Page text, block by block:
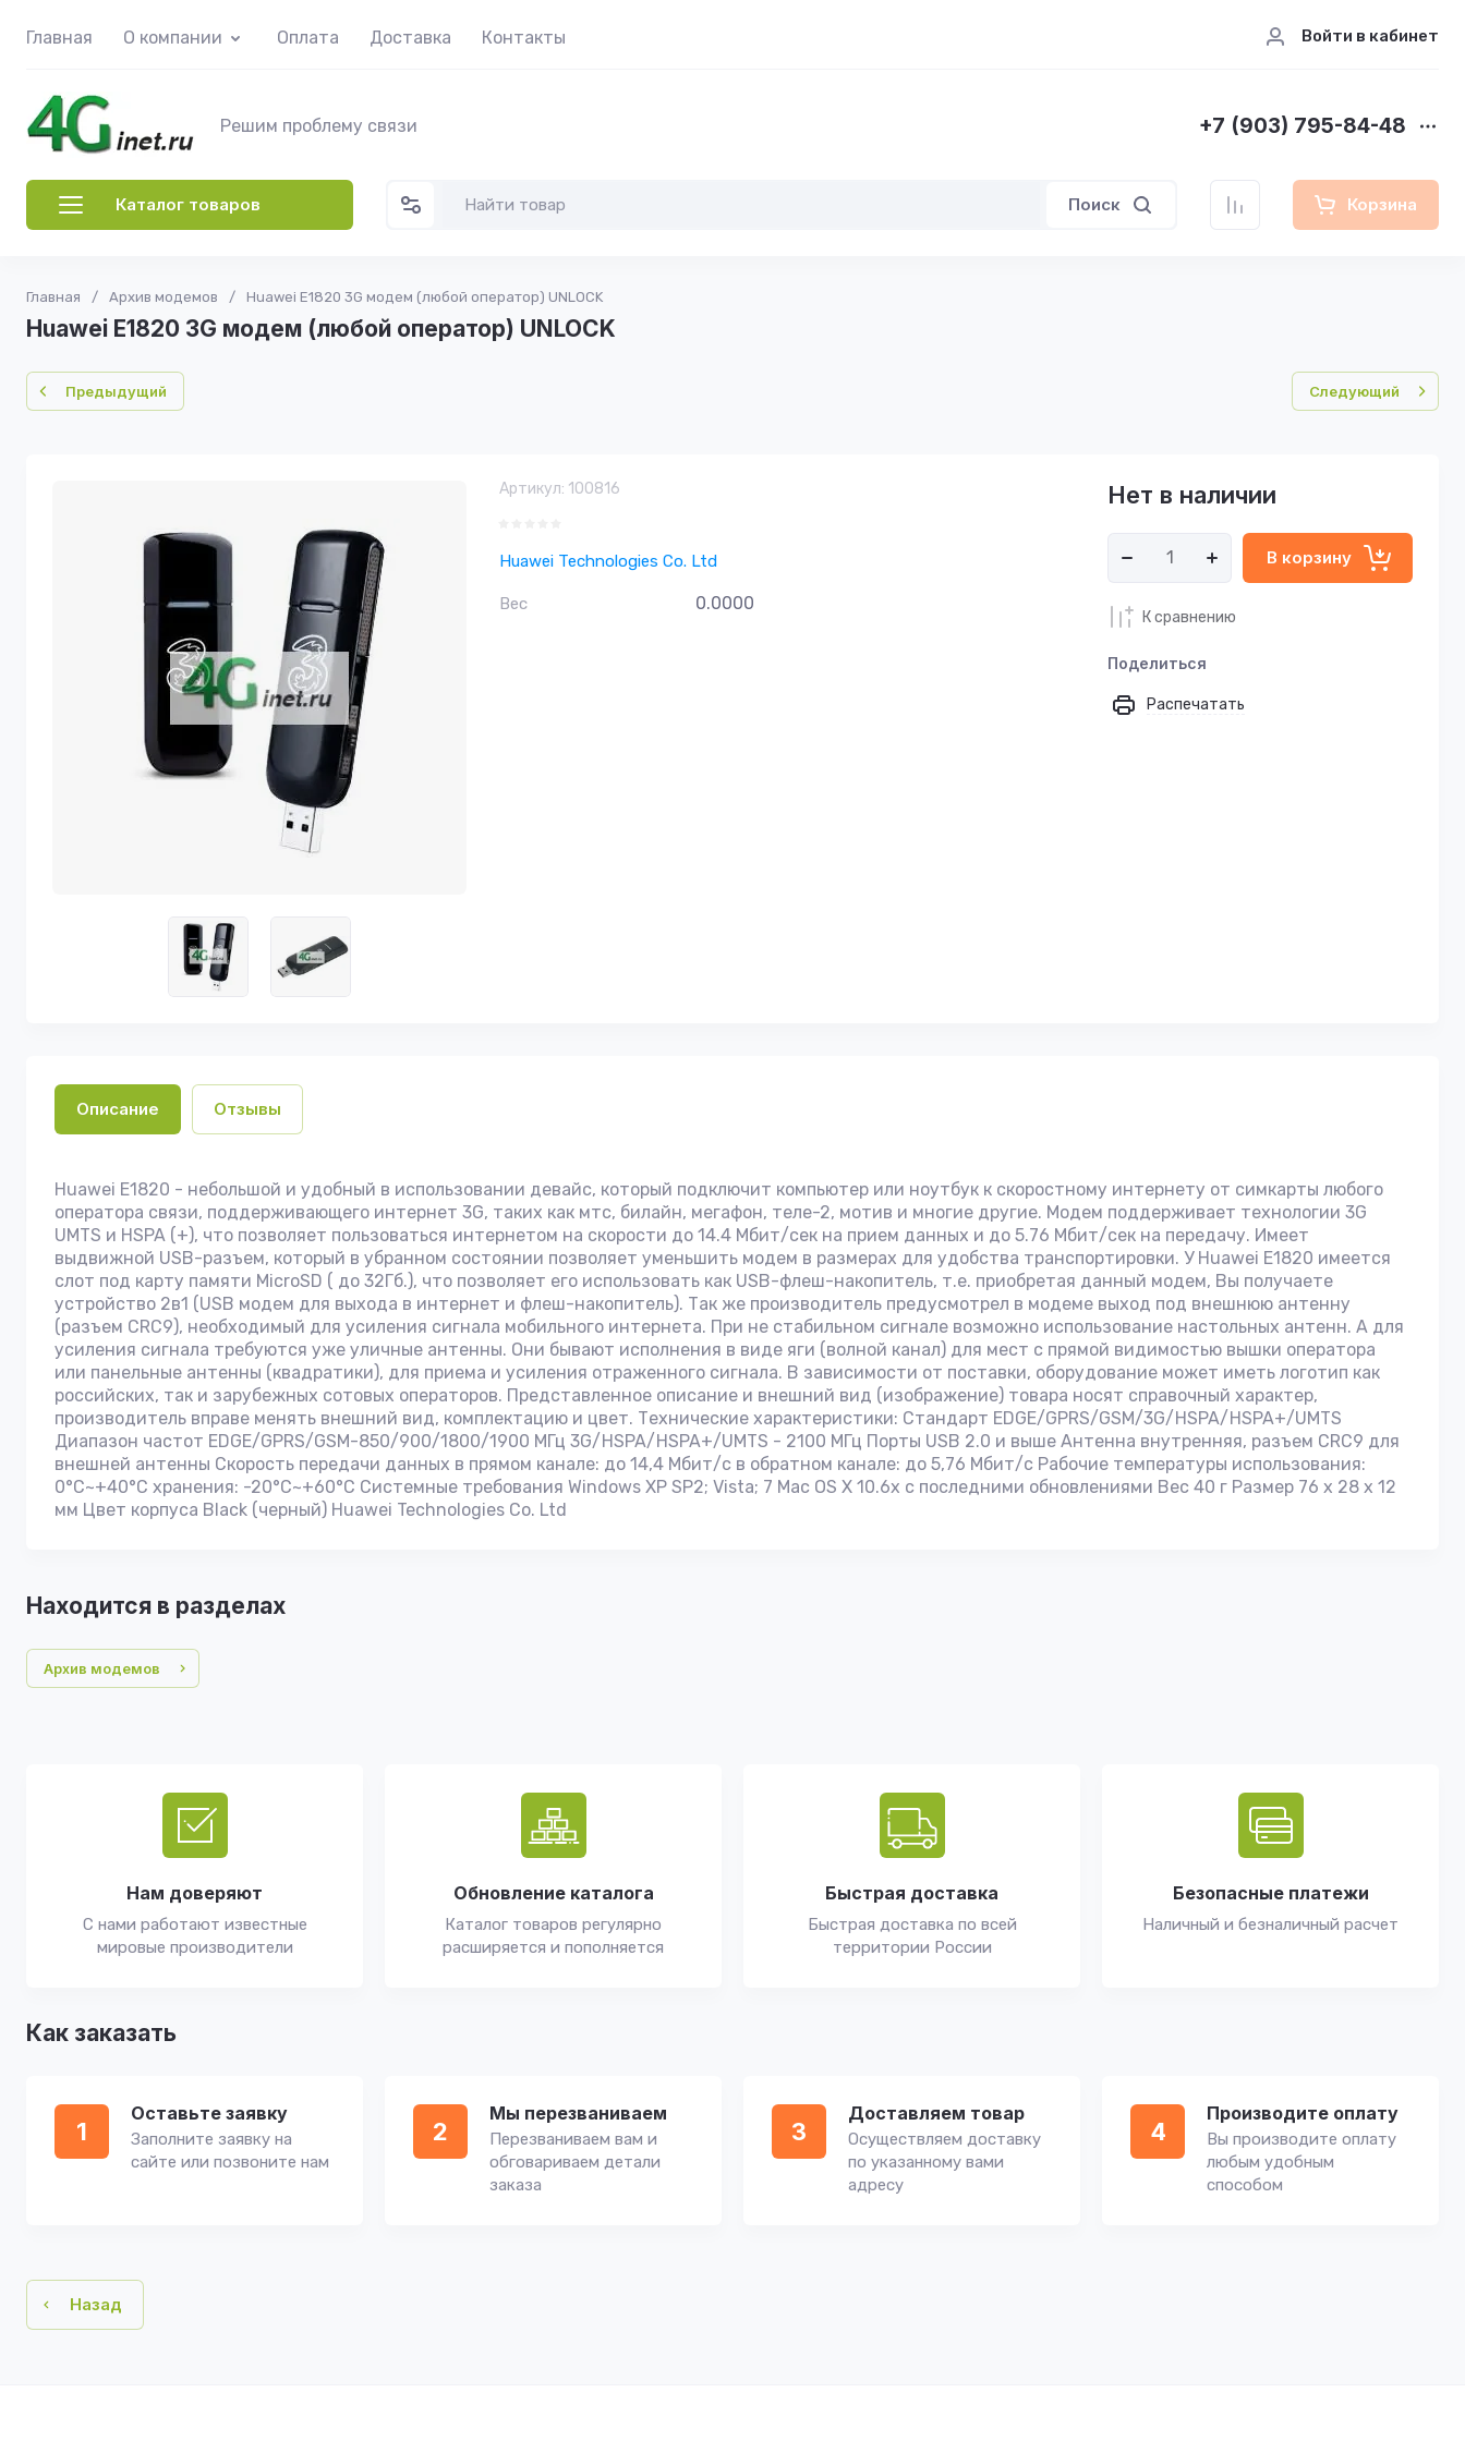
Главная О компании Оплата Доставка Контакты Войти в кабинет
Решим проблему связи +7 (903) 795-84-48
Каталог товаров Поиск Корзина
Главная / Архив модемов / Huawei E1820 3G модем (любой оператор) UNLOCK
Huawei E1820 3G модем (любой оператор) UNLOCK
Предыдущий Следующий
Артикул: 100816
Huawei Technologies Co. Ltd
Вес 0.0000
Нет в наличии
В корзину
К сравнению
Поделиться
Распечатать
Описание Отзывы
Huawei E1820 - небольшой и удобный в использовании девайс, который подключит компьютер или ноутбук к скоростному интернету от симкарты любого
оператора связи, поддерживающего интернет 3G, таких как мтс, билайн, мегафон, теле-2, мотив и многие другие. Модем поддерживает технологии 3G
UMTS и HSPA (+), что позволяет пользоваться интернетом на скорости до 14.4 Мбит/сек на прием данных и до 5.76 Мбит/сек на передачу. Имеет
выдвижной USB-разъем, который в убранном состоянии позволяет уменьшить модем в размерах для удобства транспортировки. У Huawei E1820 имеется
слот под карту памяти MicroSD ( до 32Гб.), что позволяет его использовать как USB-флеш-накопитель, т.е. приобретая данный модем, Вы получаете
устройство 2в1 (USB модем для выхода в интернет и флеш-накопитель). Так же производитель предусмотрел в модеме выход под внешнюю антенну
(разъем CRC9), необходимый для усиления сигнала мобильного интернета. При не стабильном сигнале возможно использование настольных антенн. А для
усиления сигнала требуются уже уличные антенны. Они бывают исполнения в виде яги (волной канал) для мест с прямой видимостью вышки оператора
или панельные антенны (квадратики), для приема и усиления отраженного сигнала. В зависимости от поставки, оборудование может иметь логотип как
российских, так и зарубежных сотовых операторов. Представленное описание и внешний вид (изображение) товара носят справочный характер,
производитель вправе менять внешний вид, комплектацию и цвет. Технические характеристики: Стандарт EDGE/GPRS/GSM/3G/HSPA/HSPA+/UMTS
Диапазон частот EDGE/GPRS/GSM-850/900/1800/1900 МГц 3G/HSPA/HSPA+/UMTS - 2100 МГц Порты USB 2.0 и выше Антенна внутренняя, разъем CRC9 для
внешней антенны Скорость передачи данных в прямом канале: до 14,4 Mбит/c в обратном канале: до 5,76 Мбит/c Рабочие температуры использования:
0°C~+40°C хранения: -20°C~+60°C Системные требования Windows XP SP2; Vista; 7 Mac OS X 10.6х с последними обновлениями Вес 40 г Размер 76 х 28 х 12
мм Цвет корпуса Black (черный) Huawei Technologies Co. Ltd
Находится в разделах
Архив модемов
Нам доверяют
С нами работают известные
мировые производители
Обновление каталога
Каталог товаров регулярно
расширяется и пополняется
Быстрая доставка
Быстрая доставка по всей
территории России
Безопасные платежи
Наличный и безналичный расчет
Как заказать
1
Оставьте заявку
Заполните заявку на
сайте или позвоните нам
2
Мы перезваниваем
Перезваниваем вам и
обговариваем детали
заказа
3
Доставляем товар
Осуществляем доставку
по указанному вами
адресу
4
Производите оплату
Вы производите оплату
любым удобным
способом
Назад